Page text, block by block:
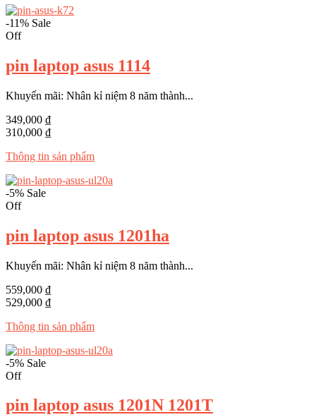
-11% Sale
Off
pin laptop asus 1114
Khuyến mãi: Nhân kỉ niệm 8 năm thành...
349,000 ₫
310,000 ₫
Thông tin sản phẩm
-5% Sale
Off
pin laptop asus 1201ha
Khuyến mãi: Nhân kỉ niệm 8 năm thành...
559,000 ₫
529,000 ₫
Thông tin sản phẩm
-5% Sale
Off
pin laptop asus 1201N 1201T